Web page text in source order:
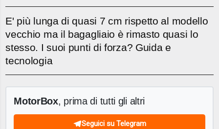
E' più lunga di quasi 7 cm rispetto al modello
vecchio ma il bagagliaio è rimasto quasi lo
stesso. I suoi punti di forza? Guida e
tecnologia
MotorBox, prima di tutti gli altri
Seguici su Telegram